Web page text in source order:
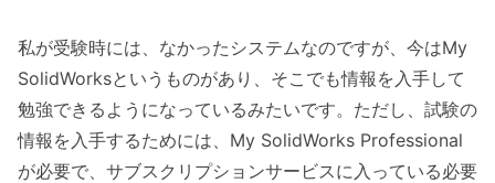
私が受験時には、なかったシステムなのですが、今はMy
SolidWorksというものがあり、そこでも情報を入手して
勉強できるようになっているみたいです。ただし、試験の
情報を入手するためには、My SolidWorks Professional
が必要で、サブスクリプションサービスに入っている必要